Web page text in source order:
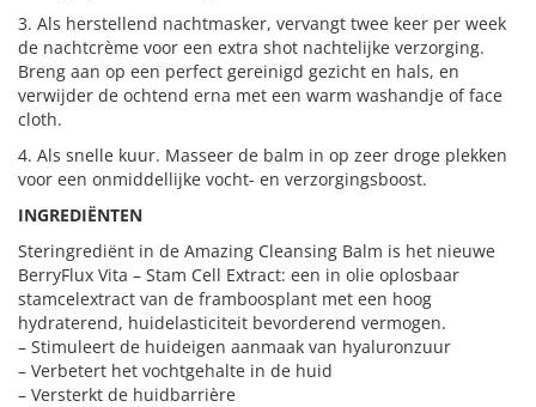
3. Als herstellend nachtmasker, vervangt twee keer per week
de nachtcrème voor een extra shot nachtelijke verzorging.
Breng aan op een perfect gereinigd gezicht en hals, en
verwijder de ochtend erna met een warm washandje of face
cloth.
4. Als snelle kuur. Masseer de balm in op zeer droge plekken
voor een onmiddellijke vocht- en verzorgingsboost.
INGREDIËNTEN
Steringrediënt in de Amazing Cleansing Balm is het nieuwe
BerryFlux Vita – Stam Cell Extract: een in olie oplosbaar
stamcelextract van de framboosplant met een hoog
hydraterend, huidelasticiteit bevorderend vermogen.
– Stimuleert de huideigen aanmaak van hyaluronzuur
– Verbetert het vochtgehalte in de huid
– Versterkt de huidbarrière